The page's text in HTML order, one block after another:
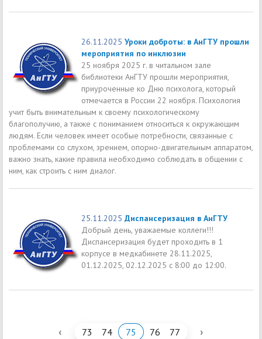
26.11.2025 Уроки доброты: в АнГТУ прошли
мероприятия по инклюзии
25 ноября 2025 г. в читальном зале
библиотеки АнГТУ прошли мероприятия,
приуроченные ко Дню психолога, который
отмечается в России 22 ноября. Психология
учит быть внимательным к своему психологическому
благополучию, а также с пониманием относиться к окружающим
людям. Если человек имеет особые потребности, связанные с
проблемами со слухом, зрением, опорно-двигательным аппаратом,
важно знать, какие правила необходимо соблюдать в общении с
ним, как строить с ним диалог.
25.11.2025 Диспансеризация в АнГТУ
Добрый день, уважаемые коллеги!!!
Диспансеризация будет проходить в 1
корпусе в медкабинете 28.11.2025,
01.12.2025, 02.12.2025 с 8:00 до 12:00.
‹ 73 74 75 76 77 ›